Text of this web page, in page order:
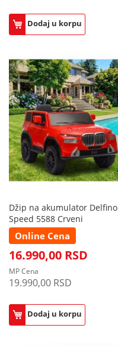
Dodaj u korpu
Džip na akumulator Delfino
Speed 5588 Crveni
Online Cena
16.990,00 RSD
MP Cena
19.990,00 RSD
Dodaj u korpu